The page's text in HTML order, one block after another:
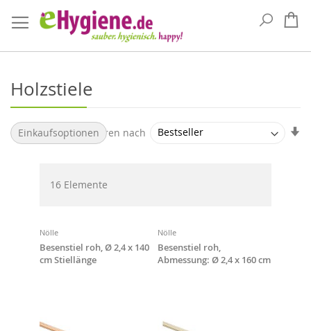
Suche
Holzstiele
16Elemente
Sortieren nach
Nölle
Besenstiel roh, Ø 2,4 x 140
cm Stiellänge
Nölle
Besenstiel roh,
Abmessung: Ø 2,4 x 160 cm
Einkaufsoptionen